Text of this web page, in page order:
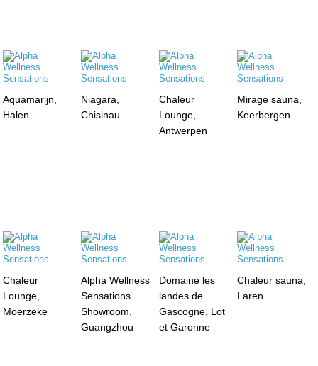
Aquamarijn,
Halen
Niagara,
Chisinau
Chaleur
Lounge,
Antwerpen
Mirage sauna,
Keerbergen
Chaleur
Lounge,
Moerzeke
Alpha Wellness
Sensations
Showroom,
Guangzhou
Domaine les
landes de
Gascogne, Lot
et Garonne
Chaleur sauna,
Laren